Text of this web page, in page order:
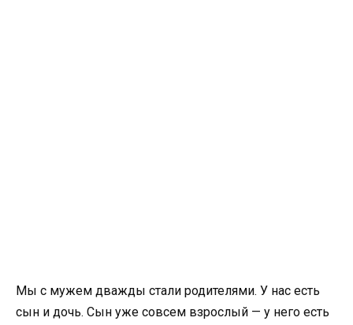
Мы с мужем дважды стали родителями. У нас есть
сын и дочь. Сын уже совсем взрослый — у него есть